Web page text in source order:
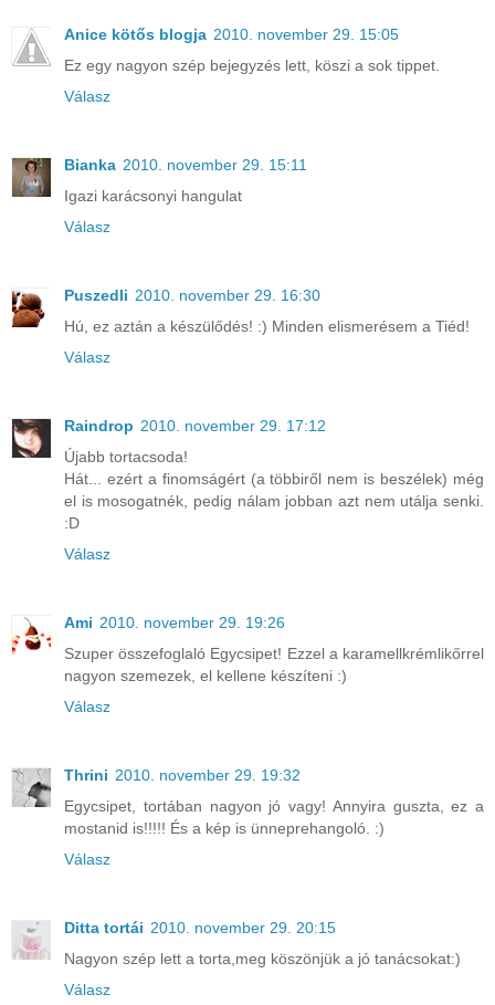
Anice kötős blogja 2010. november 29. 15:05
Ez egy nagyon szép bejegyzés lett, köszi a sok tippet.
Válasz
Bianka 2010. november 29. 15:11
Igazi karácsonyi hangulat
Válasz
Puszedli 2010. november 29. 16:30
Hú, ez aztán a készülődés! :) Minden elismerésem a Tiéd!
Válasz
Raindrop 2010. november 29. 17:12
Újabb tortacsoda!
Hát... ezért a finomságért (a többiről nem is beszélek) még
el is mosogatnék, pedig nálam jobban azt nem utálja senki.
:D
Válasz
Ami 2010. november 29. 19:26
Szuper összefoglaló Egycsipet! Ezzel a karamellkrémlikőrrel
nagyon szemezek, el kellene készíteni :)
Válasz
Thrini 2010. november 29. 19:32
Egycsipet, tortában nagyon jó vagy! Annyira guszta, ez a
mostanid is!!!!! És a kép is ünneprehangoló. :)
Válasz
Ditta tortái 2010. november 29. 20:15
Nagyon szép lett a torta,meg köszönjük a jó tanácsokat:)
Válasz